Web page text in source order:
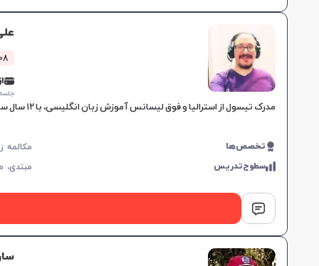
108
از
جلسه ۱
مدرک تیسول از استرالیا و فوق لیسانس آموزش زبان انگلیسی، با ۱۲ سال سابقه تدریس، متخصص در کلاس‌های آنلاین و تقویت زبان عمومی برای تمام سطوح، یادگیری موثر را تضمین می‌کند.
تخصص‌ها
سطوح‌تدریس مبتدی،